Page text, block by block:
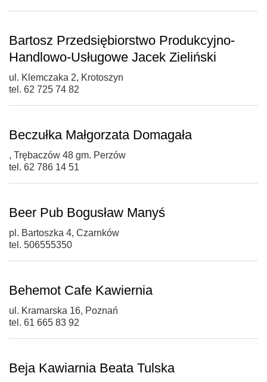
Bartosz Przedsiębiorstwo Produkcyjno-
Handlowo-Usługowe Jacek Zieliński
ul. Klemczaka 2, Krotoszyn
tel. 62 725 74 82
Beczułka Małgorzata Domagała
, Trębaczów 48 gm. Perzów
tel. 62 786 14 51
Beer Pub Bogusław Manyś
pl. Bartoszka 4, Czarnków
tel. 506555350
Behemot Cafe Kawiernia
ul. Kramarska 16, Poznań
tel. 61 665 83 92
Beja Kawiarnia Beata Tulska